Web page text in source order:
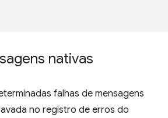
nativas
falhas de mensagens
no registro de erros do